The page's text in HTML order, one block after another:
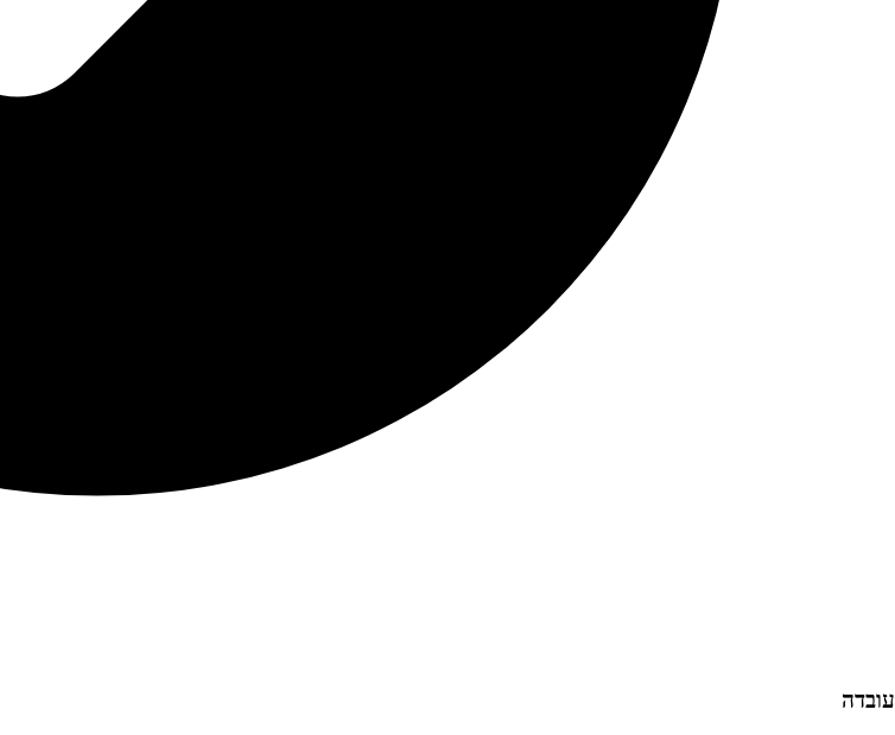
עובדה